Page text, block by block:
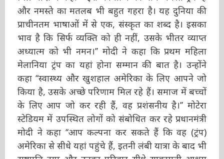
PM मोदी ने कहा ‘‘ इस कार्यक्रम का नाम ‘नमस्ते ट्रंप’ है
और नमस्ते का मतलब भी बहुत गहरा है। यह दुनिया की
प्राचीनतम भाषाओं में से एक, संस्कृत का शब्द है। इसका
भाव है कि सिर्फ व्यक्ति को ही नहीं, उसके भीतर व्याप्त
अध्यात्म को भी नमन।’’ मोदी ने कहा कि प्रथम महिला
मेलानिया ट्रंप का यहां होना सम्मान की बात है। उन्होंने
कहा ‘‘स्वास्थ्य और खुशहाल अमेरिका के लिए आपने जो
किया है, उसके अच्छे परिणाम मिल रहे हैं। समाज में
बच्चों के लिए आप जो कर रही हैं, वह प्रशंसनीय है।’’
मोटेरा स्टेडियम में उपस्थित लोगों को संबोधित कर रहे
प्रधानमंत्री मोदी ने कहा ‘‘आप कल्पना कर सकते हैं कि
वह (ट्रंप) अमेरिका से सीधे यहां पहुंचे हैं, इतनी लंबी